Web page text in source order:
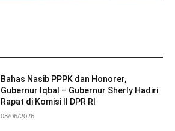
Bahas Nasib PPPK dan Honorer,
Gubernur Iqbal – Gubernur Sherly Hadiri
Rapat di Komisi II DPR RI
08/06/2026